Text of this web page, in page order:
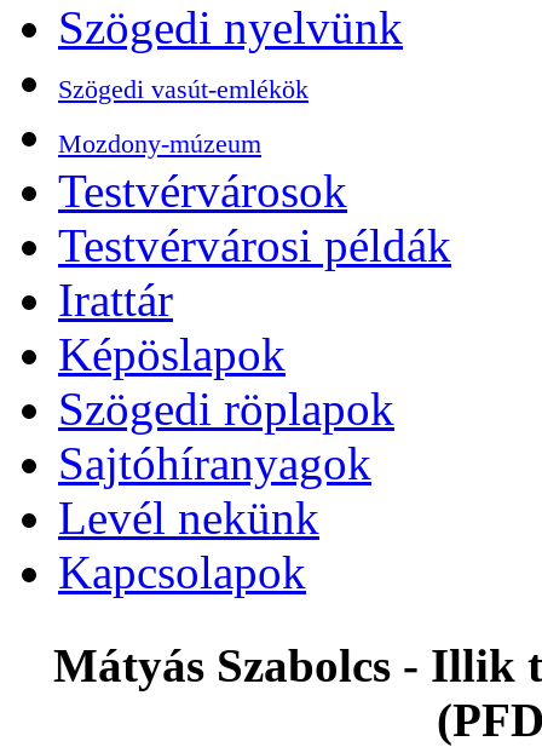
Szögedi nyelvünk
Szögedi vasút-emlékök
Mozdony-múzeum
Testvérvárosok
Testvérvárosi példák
Irattár
Képöslapok
Szögedi röplapok
Sajtóhíranyagok
Levél nekünk
Kapcsolapok
Mátyás Szabolcs - Illik